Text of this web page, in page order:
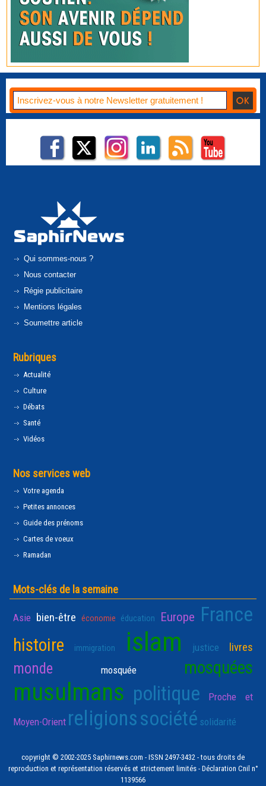
Qui sommes-nous ?
Nous contacter
Régie publicitaire
Mentions légales
Soumettre article
Rubriques
Actualité
Culture
Débats
Santé
Vidéos
Nos services web
Votre agenda
Petites annonces
Guide des prénoms
Cartes de voeux
Ramadan
Mots-clés de la semaine
Asie bien-être économie éducation Europe France
histoire immigration islam justice livres
monde mosquée mosquées
musulmans politique Proche et
Moyen-Orient religionssociété solidarité
copyright © 2002-2025 Saphirnews.com - ISSN 2497-3432 - tous droits de
reproduction et représentation réservés et strictement limités - Déclaration Cnil n°
1139566